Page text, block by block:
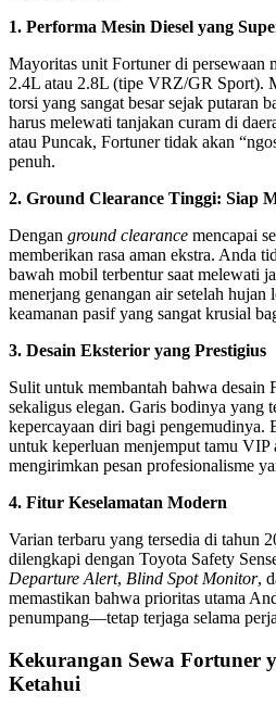
1. Performa Mesin Diesel yang
Mayoritas unit Fortuner di persewaan
2.4L atau 2.8L (tipe VRZ/GR Sport).
torsi yang sangat besar sejak putaran
harus melewati tanjakan curam di
atau Puncak, Fortuner tidak akan
penuh.
2. Ground Clearance Tinggi: Siap
Dengan ground clearance mencapai
memberikan rasa aman ekstra. Anda
bawah mobil terbentur saat melewati
menerjang genangan air setelah hujan
keamanan pasif yang sangat krusial
3. Desain Eksterior yang Prestigius
Sulit untuk membantah bahwa desain
sekaligus elegan. Garis bodinya yang
kepercayaan diri bagi pengemudinya.
untuk keperluan menjemput tamu
mengirimkan pesan profesionalisme
4. Fitur Keselamatan Modern
Varian terbaru yang tersedia di tahun
dilengkapi dengan Toyota Safety
Departure Alert, Blind Spot Monitor,
memastikan bahwa prioritas utama
penumpang—tetap terjaga selama
Kekurangan Sewa Fortuner
Ketahui